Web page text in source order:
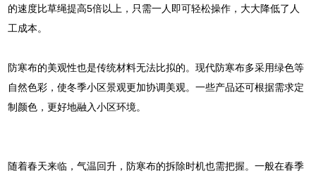
的速度比草绳提高5倍以上，只需一人即可轻松操作，大大降低了人
工成本。
防寒布的美观性也是传统材料无法比拟的。现代防寒布多采用绿色等
自然色彩，使冬季小区景观更加协调美观。一些产品还可根据需求定
制颜色，更好地融入小区环境。
随着春天来临，气温回升，防寒布的拆除时机也需把握。一般在春季